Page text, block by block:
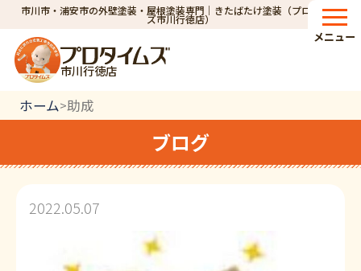
市川市・浦安市の外壁塗装・屋根塗装専門｜きたばたけ塗装（プロタイム
ズ市川行徳店）
市川行徳店
メニュー
ホーム>助成
ブログ
2022.05.07